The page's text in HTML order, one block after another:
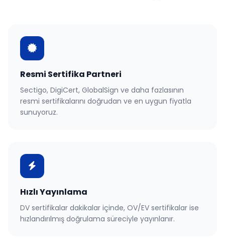
Resmi Sertifika Partneri
Sectigo, DigiCert, GlobalSign ve daha fazlasının
resmi sertifikalarını doğrudan ve en uygun fiyatla
sunuyoruz.
Hızlı Yayınlama
DV sertifikalar dakikalar içinde, OV/EV sertifikalar ise
hızlandırılmış doğrulama süreciyle yayınlanır.